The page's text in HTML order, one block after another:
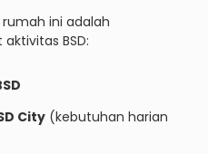
ini adalah
BSD:
City (kebutuhan harian